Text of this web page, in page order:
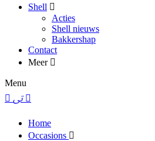
Shell
Acties
Shell nieuws
Bakkershap
Contact
Meer
Menu
Home
Occasions